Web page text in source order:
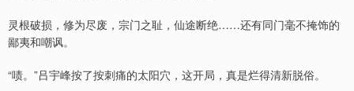
灵根破损，修为尽废，宗门之耻，仙途断绝……还有同门毫不掩饰的
鄙夷和嘲讽。
“啧。”吕宇峰按了按刺痛的太阳穴，这开局，真是烂得清新脱俗。